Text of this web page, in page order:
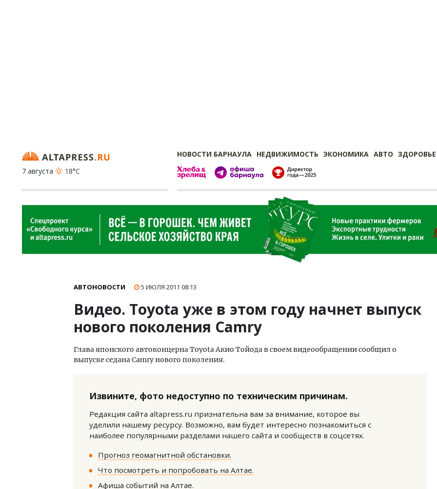
НОВОСТИ БАРНАУЛА НЕДВИЖИМОСТЬ ЭКОНОМИКА АВТО ЗДОРОВЬЕ
7 августа
18°C
АВТОНОВОСТИ 5 ИЮЛЯ 2011 08:13
Видео. Toyota уже в этом году начнет выпуск
нового поколения Camry
Глава японского автоконцерна Toyota Акио Тойода в своем видеообращении сообщил о
выпуске седана Camry нового поколения.
Извините, фото недоступно по техническим причинам.
Редакция сайта altapress.ru признательна вам за внимание, которое вы
уделили нашему ресурсу. Возможно, вам будет интересно познакомиться с
наиболее популярными разделами нашего сайта и сообществ в соцсетях.
Прогноз геомагнитной обстановки.
Что посмотреть и попробовать на Алтае.
Афиша событий на Алтае.